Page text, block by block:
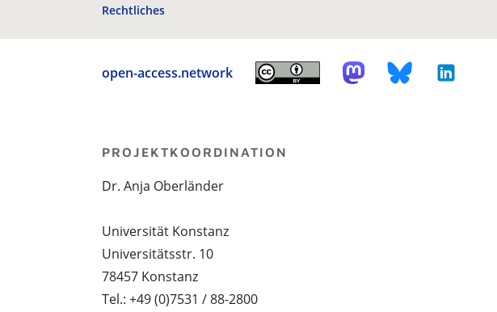
Rechtliches
open-access.network
PROJEKTKOORDINATION
Dr. Anja Oberländer
Universität Konstanz
Universitätsstr. 10
78457 Konstanz
Tel.: +49 (0)7531 / 88-2800